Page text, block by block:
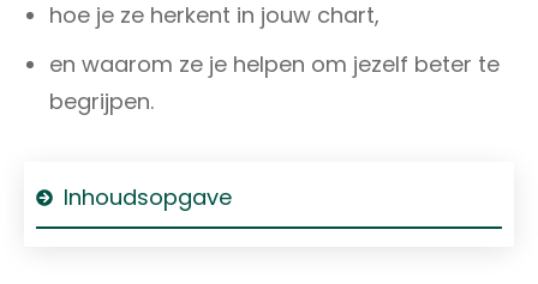
hoe je ze herkent in jouw chart,
en waarom ze je helpen om jezelf beter te
begrijpen.
Inhoudsopgave